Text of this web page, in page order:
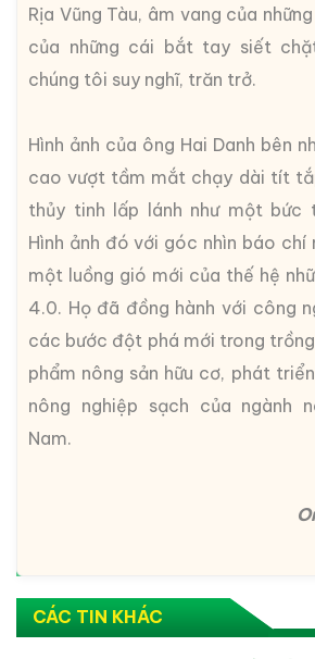
Rịa Vũng Tàu, âm vang của
của những cái bắt tay siết
chúng tôi suy nghĩ, trăn trở.
Hình ảnh của ông Hai Danh bên
cao vượt tầm mắt chạy dài tít
thủy tinh lấp lánh như một bức
Hình ảnh đó với góc nhìn báo chí
một luồng gió mới của thế hệ
4.0. Họ đã đồng hành với công
các bước đột phá mới trong
phẩm nông sản hữu cơ, phát
nông nghiệp sạch của ngành
Nam.
CÁC TIN KHÁC